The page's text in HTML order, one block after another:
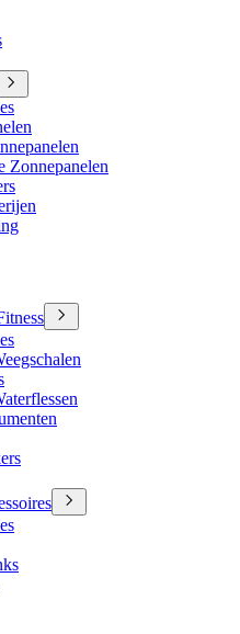
Zonnepanelen